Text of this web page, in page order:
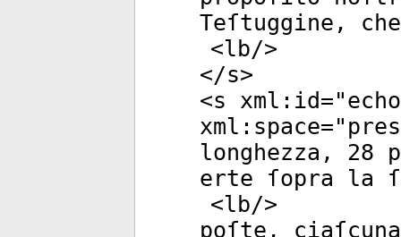
Teſtuggine,
<lb/>
</s>
<s xml:id="
xml:space="
longhezza, 28
erte ſopra la
<lb/>
poſte,